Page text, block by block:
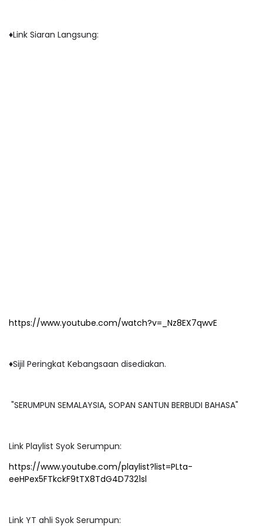
♦️Link Siaran Langsung:
https://www.youtube.com/watch?v=_Nz8EX7qwvE
♦️Sijil Peringkat Kebangsaan disediakan.
"SERUMPUN SEMALAYSIA, SOPAN SANTUN BERBUDI BAHASA"
Link Playlist Syok Serumpun:
https://www.youtube.com/playlist?list=PLta-
eeHPex5FTkckF9tTX8TdG4D7321sl
Link YT ahli Syok Serumpun: